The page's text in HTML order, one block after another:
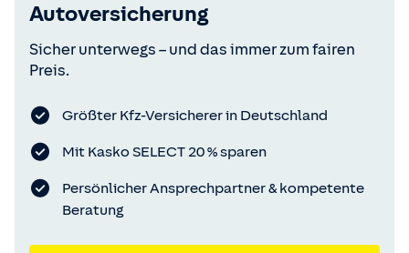
Autoversicherung
Sicher unterwegs – und das immer zum fairen
Preis.
Größter Kfz-Versicherer in Deutschland
Mit Kasko SELECT 20 % sparen
Persönlicher Ansprechpartner & kompetente
Beratung